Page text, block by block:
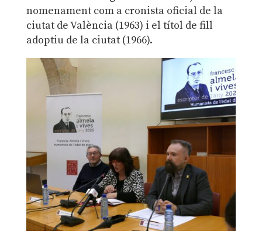
nomenament com a cronista oficial de la
ciutat de València (1963) i el títol de fill
adoptiu de la ciutat (1966).